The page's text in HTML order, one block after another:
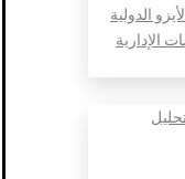
الدولية
الإدارية